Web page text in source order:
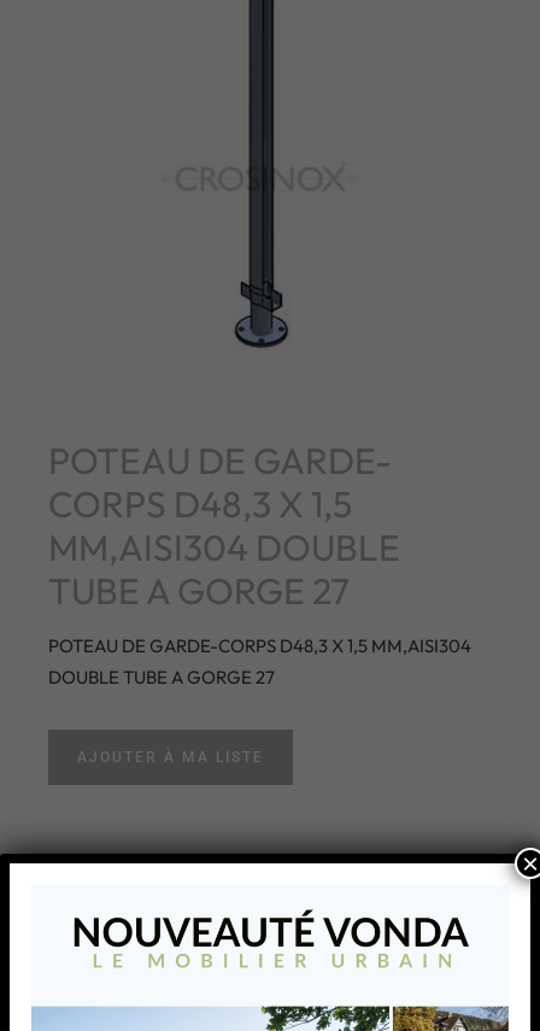
POTEAU DE GARDE-
CORPS D48,3 X 1,5
MM,AISI304 DOUBLE
TUBE A GORGE 27
POTEAU DE GARDE-CORPS D48,3 X 1,5 MM,AISI304
DOUBLE TUBE A GORGE 27
AJOUTER À MA LISTE
×